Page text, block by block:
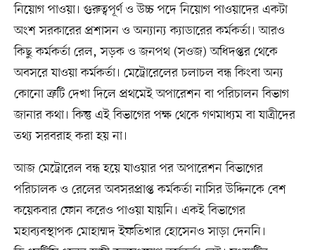
নিয়োগ পাওয়া। গুরুত্বপূর্ণ ও উচ্চ পদে নিয়োগ পাওয়াদের একটা
অংশ সরকারের প্রশাসন ও অন্যান্য ক্যাডারের কর্মকর্তা। আরও
কিছু কর্মকর্তা রেল, সড়ক ও জনপথ (সওজ) অধিদপ্তর থেকে
অবসরে যাওয়া কর্মকর্তা। মেট্রোরেলের চলাচল বন্ধ কিংবা অন্য
কোনো ত্রুটি দেখা দিলে প্রথমেই অপারেশন বা পরিচালন বিভাগ
জানার কথা। কিন্তু এই বিভাগের পক্ষ থেকে গণমাধ্যম বা যাত্রীদের
তথ্য সরবরাহ করা হয় না।
আজ মেট্রোরেল বন্ধ হয়ে যাওয়ার পর অপারেশন বিভাগের
পরিচালক ও রেলের অবসরপ্রাপ্ত কর্মকর্তা নাসির উদ্দিনকে বেশ
কয়েকবার ফোন করেও পাওয়া যায়নি। একই বিভাগের
মহাব্যবস্থাপক মোহাম্মদ ইফতিখার হোসেনও সাড়া দেননি।